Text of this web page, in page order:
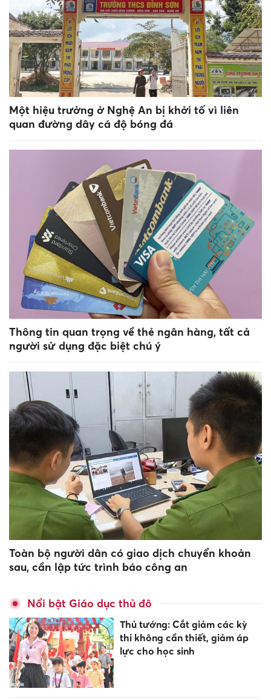
Một hiệu trưởng ở Nghệ An bị khởi tố vì liên
quan đường dây cá độ bóng đá
Thông tin quan trọng về thẻ ngân hàng, tất cả
người sử dụng đặc biệt chú ý
Toàn bộ người dân có giao dịch chuyển khoản
sau, cần lập tức trình báo công an
Nổi bật Giáo dục thủ đô
Thủ tướng: Cắt giảm các kỳ
thi không cần thiết, giảm áp
lực cho học sinh